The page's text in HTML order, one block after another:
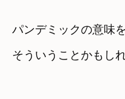
パンデミックの意味
そういうことかもし